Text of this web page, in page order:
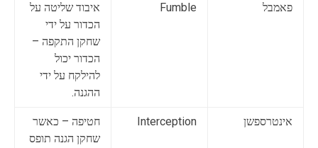
פאמבל Fumble
איבוד שליטה על
הכדור על ידי
שחקן התקפה –
הכדור יכול
להילקח על ידי
ההגנה.
אינטרספשן Interception
חטיפה – כאשר
שחקן הגנה תופס